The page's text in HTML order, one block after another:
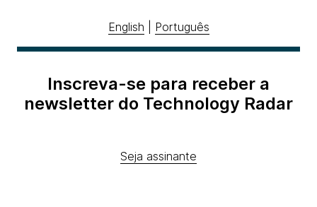
English Português
Inscreva-se para receber a
newsletter do Technology Radar
Seja assinante